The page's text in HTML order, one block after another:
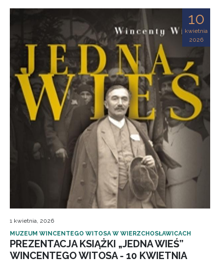
10
kwietnia
2026
1 kwietnia, 2026
MUZEUM WINCENTEGO WITOSA W WIERZCHOSŁAWICACH
PREZENTACJA KSIĄŻKI „JEDNA WIEŚ”
WINCENTEGO WITOSA - 10 KWIETNIA